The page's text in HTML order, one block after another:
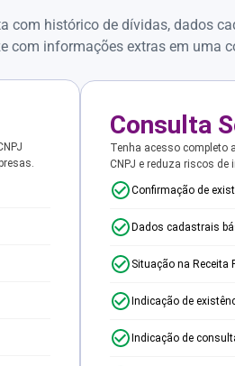
com histórico de dívidas, dados
com informações extras em uma
Consulta
Tenha acesso completo
CNPJ e reduza riscos de
Confirmação de
Dados cadastrais
Situação na Receita
Indicação de
Indicação de